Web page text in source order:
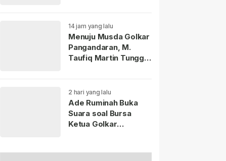
Piatu
14 jam yang lalu
Menuju Musda Golkar
Pangandaran, M.
Taufiq Martin Tunggu
DPD
2 hari yang lalu
Ade Ruminah Buka
Suara soal Bursa
Ketua Golkar
Diamanahkan